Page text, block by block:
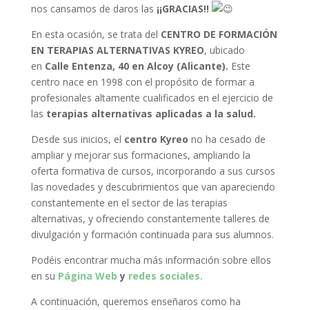
nos cansamos de daros las ¡¡GRACIAS!!
En esta ocasión, se trata del CENTRO DE FORMACIÓN
EN TERAPIAS ALTERNATIVAS KYREO, ubicado
en Calle Entenza, 40 en Alcoy (Alicante). Este
centro nace en 1998 con el propósito de formar a
profesionales altamente cualificados en el ejercicio de
las terapias alternativas aplicadas a la salud.
Desde sus inicios, el centro Kyreo no ha cesado de
ampliar y mejorar sus formaciones, ampliando la
oferta formativa de cursos, incorporando a sus cursos
las novedades y descubrimientos que van apareciendo
constantemente en el sector de las terapias
alternativas, y ofreciendo constantemente talleres de
divulgación y formación continuada para sus alumnos.
Podéis encontrar mucha más información sobre ellos
en su Página Web y redes sociales.
A continuación, queremos enseñaros como ha